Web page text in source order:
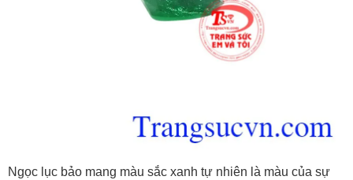
Ngọc lục bảo mang màu sắc xanh tự nhiên là màu của sự